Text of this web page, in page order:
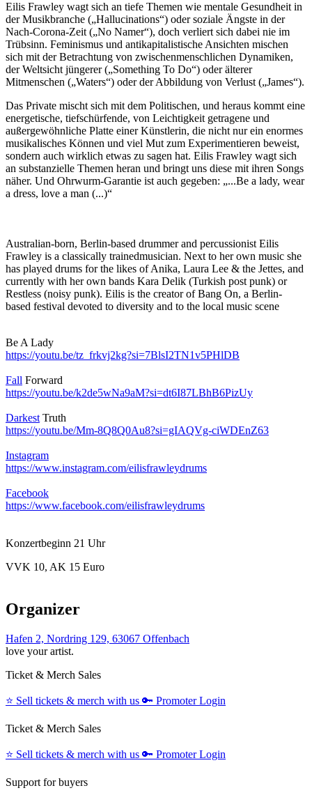
Eilis Frawley wagt sich an tiefe Themen wie mentale Gesundheit in
der Musikbranche („Hallucinations“) oder soziale Ängste in der
Nach-Corona-Zeit („No Namer“), doch verliert sich dabei nie im
Trübsinn. Feminismus und antikapitalistische Ansichten mischen
sich mit der Betrachtung von zwischenmenschlichen Dynamiken,
der Weltsicht jüngerer („Something To Do“) oder älterer
Mitmenschen („Waters“) oder der Abbildung von Verlust („James“).
Das Private mischt sich mit dem Politischen, und heraus kommt eine
energetische, tiefschürfende, von Leichtigkeit getragene und
außergewöhnliche Platte einer Künstlerin, die nicht nur ein enormes
musikalisches Können und viel Mut zum Experimentieren beweist,
sondern auch wirklich etwas zu sagen hat. Eilis Frawley wagt sich
an substanzielle Themen heran und bringt uns diese mit ihren Songs
näher. Und Ohrwurm-Garantie ist auch gegeben: „...Be a lady, wear
a dress, love a man (...)“
Australian-born, Berlin-based drummer and percussionist Eilis
Frawley is a classically trainedmusician. Next to her own music she
has played drums for the likes of Anika, Laura Lee & the Jettes, and
currently with her own bands Kara Delik (Turkish post punk) or
Restless (noisy punk). Eilis is the creator of Bang On, a Berlin-
based festival devoted to diversity and to the local music scene
Be A Lady
https://youtu.be/tz_frkvj2kg?si=7BlsI2TN1v5PHlDB
Fall Forward
https://youtu.be/k2de5wNa9aM?si=dt6I87LBhB6PizUy
Darkest Truth
https://youtu.be/Mm-8Q8Q0Au8?si=gIAQVg-ciWDEnZ63
Instagram
https://www.instagram.com/eilisfrawleydrums
Facebook
https://www.facebook.com/eilisfrawleydrums
Konzertbeginn 21 Uhr
VVK 10, AK 15 Euro
Organizer
Hafen 2, Nordring 129, 63067 Offenbach
love your artist.
Ticket & Merch Sales
⭐️ Sell tickets & merch with us 🔑 Promoter Login
Ticket & Merch Sales
⭐️ Sell tickets & merch with us 🔑 Promoter Login
Support for buyers